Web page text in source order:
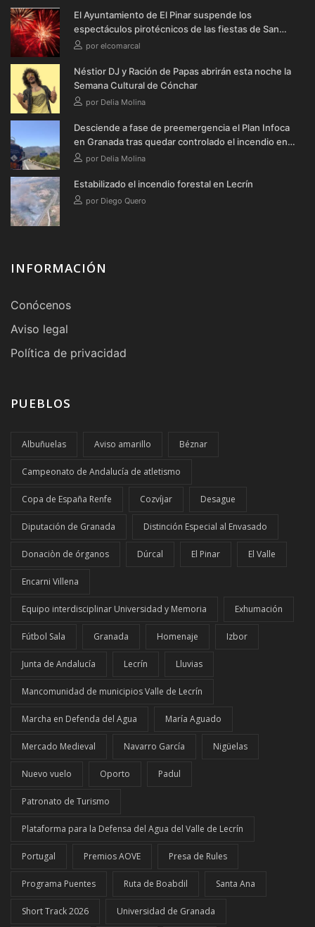
El Ayuntamiento de El Pinar suspende los
espectáculos pirotécnicos de las fiestas de San
Cayetano y San Roque 2026
por elcomarcal
Néstior DJ y Ración de Papas abrirán esta noche la
Semana Cultural de Cónchar
por Delia Molina
Desciende a fase de preemergencia el Plan Infoca
en Granada tras quedar controlado el incendio en
Lecrínpor Delia Molina
Estabilizado el incendio forestal en Lecrín
por Diego Quero
INFORMACIÓN
Conócenos
Aviso legal
Política de privacidad
PUEBLOS
Albuñuelas Aviso amarillo Béznar
Campeonato de Andalucía de atletismo
Copa de España Renfe Cozvíjar Desague
Diputación de Granada Distinción Especial al Envasado
Donaciòn de órganos Dúrcal El Pinar El Valle
Encarni Villena
Equipo interdisciplinar Universidad y Memoria Exhumación
Fútbol Sala Granada Homenaje Izbor
Junta de Andalucía Lecrín Lluvias
Mancomunidad de municipios Valle de Lecrín
Marcha en Defenda del Agua María Aguado
Mercado Medieval Navarro García Nigüelas
Nuevo vuelo Oporto Padul
Patronato de Turismo
Plataforma para la Defensa del Agua del Valle de Lecrín
Portugal Premios AOVE Presa de Rules
Programa Puentes Ruta de Boabdil Santa Ana
Short Track 2026 Universidad de Granada